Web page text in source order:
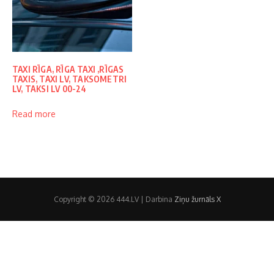
TAXI RĪGA, RĪGA TAXI ,RĪGAS
TAXIS, TAXI LV, TAKSOMETRI
LV, TAKSI LV 00-24
Read more
Copyright © 2026 444.LV | Darbina Ziņu žurnāls X